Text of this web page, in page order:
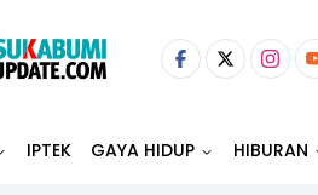
IPTEK GAYA HIDUP HIBURAN